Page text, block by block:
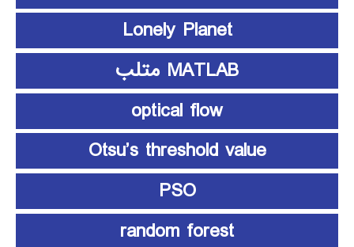
Lonely Planet
MATLAB متلب
optical flow
Otsu’s threshold value
PSO
random forest